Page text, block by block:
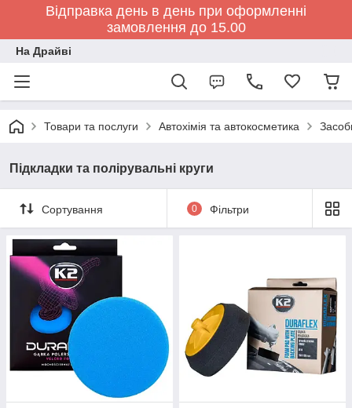
Відправка день в день при оформленні
замовлення до 15.00
На Драйві
Товари та послуги Автохімія та автокосметика
Підкладки та полірувальні круги
Сортування 0 Фільтри